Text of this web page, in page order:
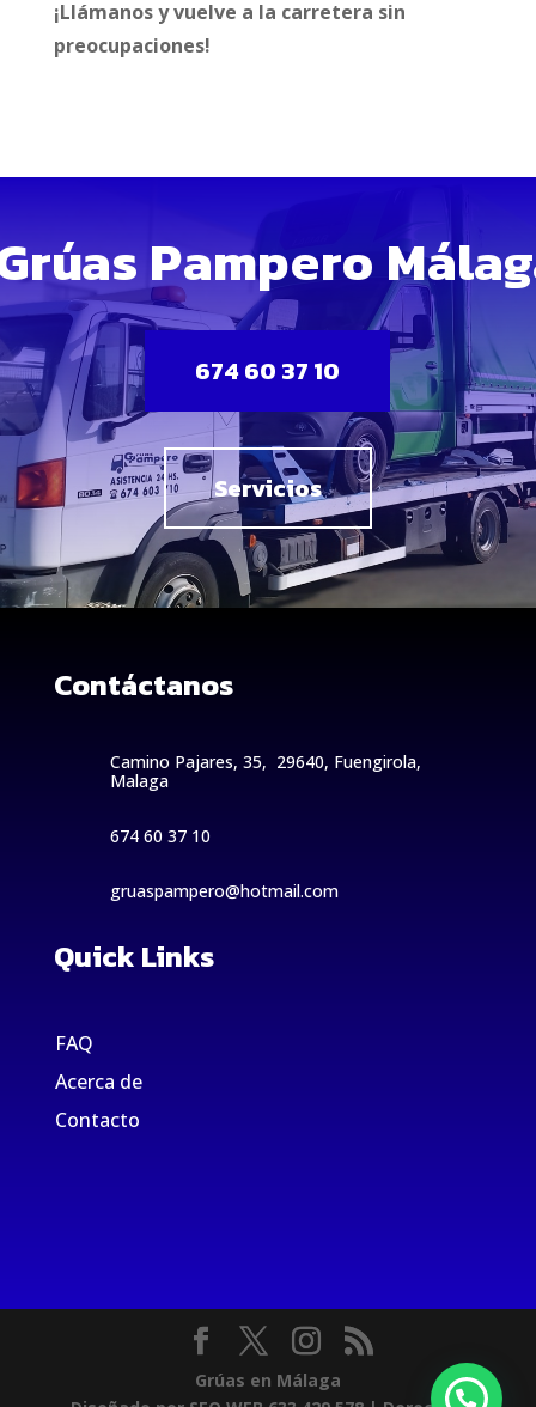
¡Llámanos y vuelve a la carretera sin
preocupaciones!
Pampero
674 60 37 10
Servicios
Contáctanos
Camino Pajares, 35, 29640, Fuengirola,
Malaga
674 60 37 10
gruaspampero@hotmail.com
Quick Links
FAQ
Acerca de
Contacto
Grúas en Málaga